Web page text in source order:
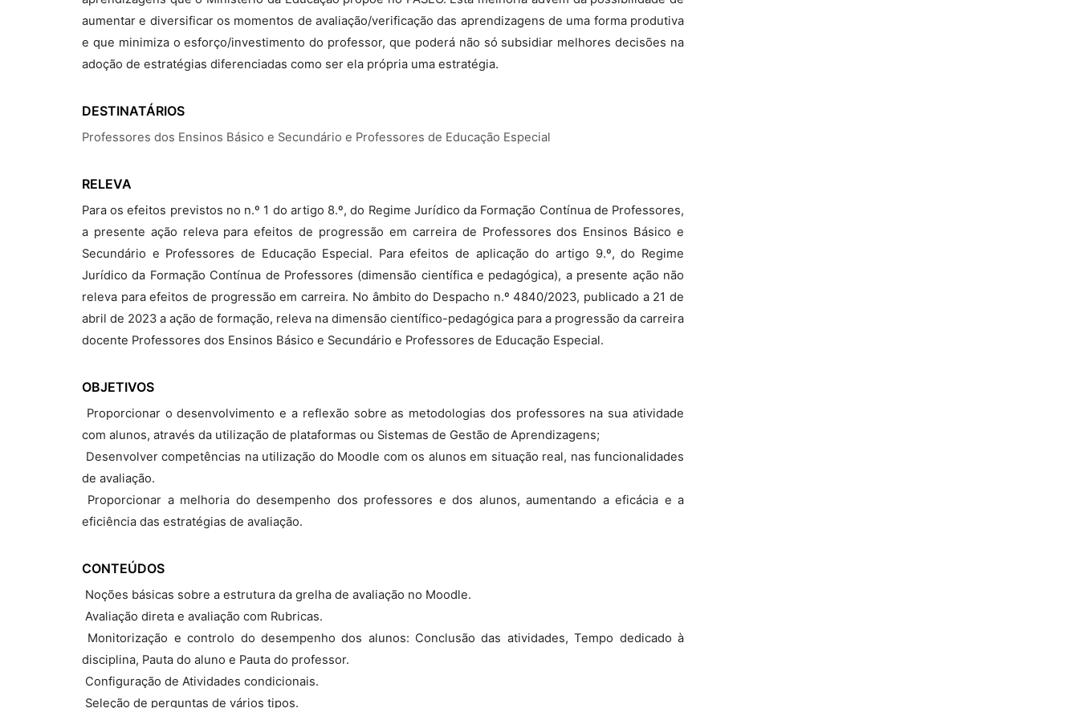
aumentar e diversificar os momentos de avaliação/verificação das aprendizagens de uma forma produtiva
e que minimiza o esforço/investimento do professor, que poderá não só subsidiar melhores decisões na
adoção de estratégias diferenciadas como ser ela própria uma estratégia.
DESTINATÁRIOS
Professores dos Ensinos Básico e Secundário e Professores de Educação Especial
RELEVA
Para os efeitos previstos no n.º 1 do artigo 8.º, do Regime Jurídico da Formação Contínua de Professores,
a presente ação releva para efeitos de progressão em carreira de Professores dos Ensinos Básico e
Secundário e Professores de Educação Especial. Para efeitos de aplicação do artigo 9.º, do Regime
Jurídico da Formação Contínua de Professores (dimensão científica e pedagógica), a presente ação não
releva para efeitos de progressão em carreira. No âmbito do Despacho n.º 4840/2023, publicado a 21 de
abril de 2023 a ação de formação, releva na dimensão científico-pedagógica para a progressão da carreira
docente Professores dos Ensinos Básico e Secundário e Professores de Educação Especial.
OBJETIVOS
 Proporcionar o desenvolvimento e a reflexão sobre as metodologias dos professores na sua atividade
com alunos, através da utilização de plataformas ou Sistemas de Gestão de Aprendizagens;
 Desenvolver competências na utilização do Moodle com os alunos em situação real, nas funcionalidades
de avaliação.
 Proporcionar a melhoria do desempenho dos professores e dos alunos, aumentando a eficácia e a
eficiência das estratégias de avaliação.
CONTEÚDOS
 Noções básicas sobre a estrutura da grelha de avaliação no Moodle.
 Avaliação direta e avaliação com Rubricas.
 Monitorização e controlo do desempenho dos alunos: Conclusão das atividades, Tempo dedicado à
disciplina, Pauta do aluno e Pauta do professor.
 Configuração de Atividades condicionais.
 Seleção de perguntas de vários tipos.